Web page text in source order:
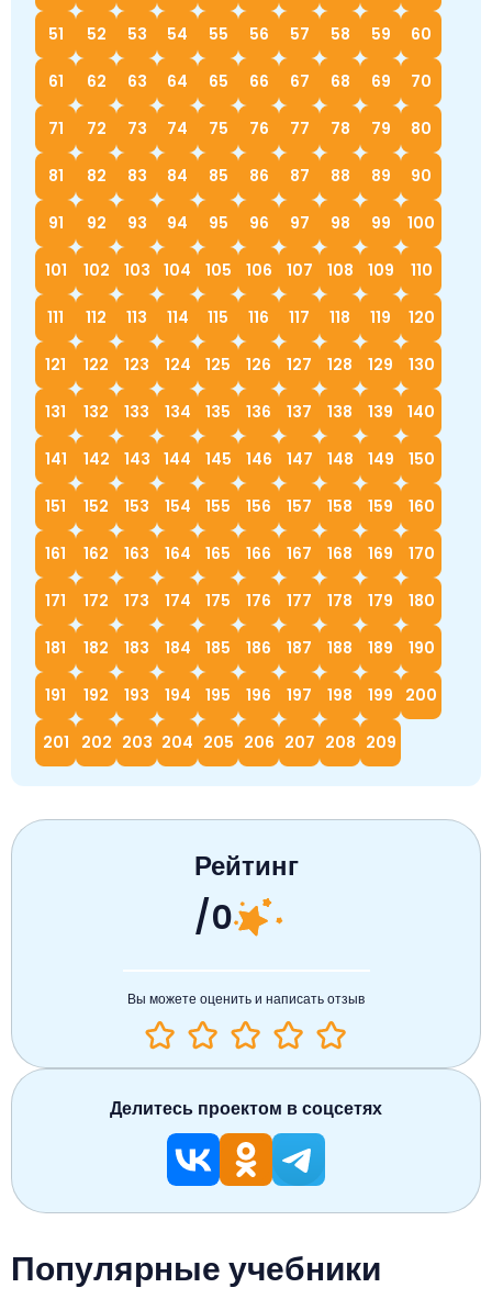
51 52 53 54 55 56 57 58 59 60
61 62 63 64 65 66 67 68 69 70
71 72 73 74 75 76 77 78 79 80
81 82 83 84 85 86 87 88 89 90
91 92 93 94 95 96 97 98 99 100
101 102 103 104 105 106 107 108 109 110
111 112 113 114 115 116 117 118 119 120
121 122 123 124 125 126 127 128 129 130
131 132 133 134 135 136 137 138 139 140
141 142 143 144 145 146 147 148 149 150
151 152 153 154 155 156 157 158 159 160
161 162 163 164 165 166 167 168 169 170
171 172 173 174 175 176 177 178 179 180
181 182 183 184 185 186 187 188 189 190
191 192 193 194 195 196 197 198 199 200
201 202 203 204 205 206 207 208 209
Популярные учебники
Рейтинг
/0
Вы можете оценить и написать отзыв
Делитесь проектом в соцсетях